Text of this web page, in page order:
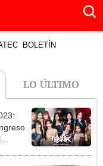
BOLETÍN
LO ÚLTIMO
1